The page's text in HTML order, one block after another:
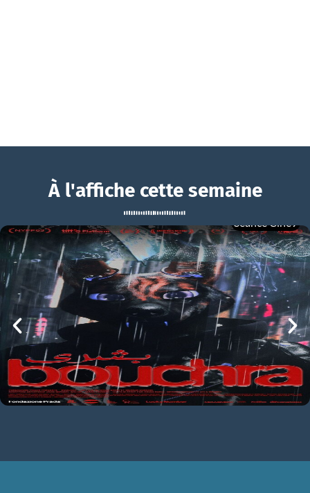
Angelo dans la forêt mystérieuse
Angelo dans la forêt mystérieuse Bande-annonce VF
À l'affiche cette semaine
BOUCHRA
mer 05/08
21h00